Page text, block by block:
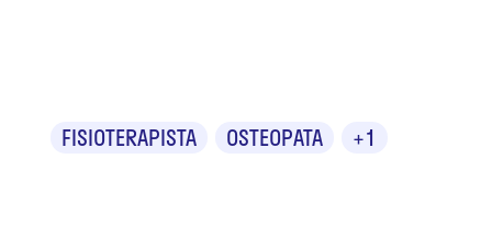
FISIOTERAPISTA OSTEOPATA +1